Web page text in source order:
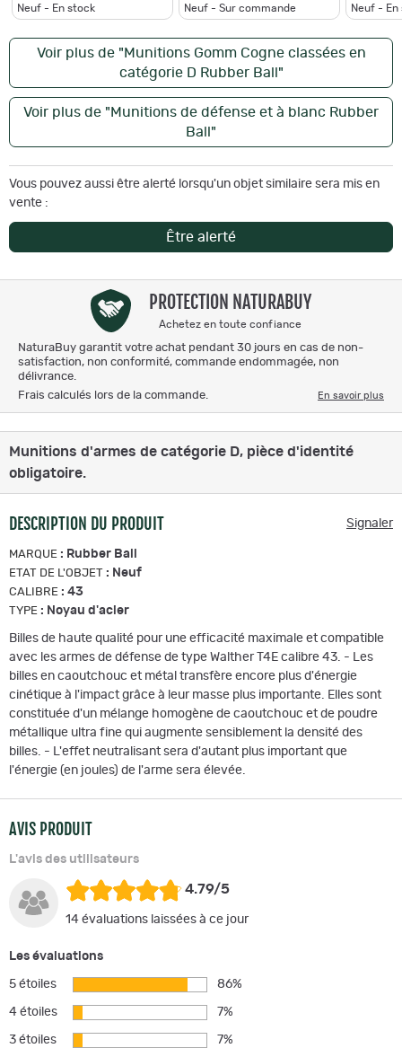
Neuf - En stock
Neuf - Sur commande
Neuf - En
Voir plus de "Munitions Gomm Cogne classées en
catégorie D Rubber Ball"
Voir plus de "Munitions de défense et à blanc Rubber
Ball"
Vous pouvez aussi être alerté lorsqu'un objet similaire sera mis en
vente :
Être alerté
PROTECTION NATURABUY
Achetez en toute confiance
NaturaBuy garantit votre achat pendant 30 jours en cas de non-
satisfaction, non conformité, commande endommagée, non
délivrance.
Frais calculés lors de la commande.
En savoir plus
Munitions d'armes de catégorie D, pièce d'identité
obligatoire.
DESCRIPTION DU PRODUIT Signaler
MARQUE : Rubber Ball
ETAT DE L'OBJET : Neuf
CALIBRE : 43
TYPE : Noyau d'acier
Billes de haute qualité pour une efficacité maximale et compatible
avec les armes de défense de type Walther T4E calibre 43. - Les
billes en caoutchouc et métal transfère encore plus d'énergie
cinétique à l'impact grâce à leur masse plus importante. Elles sont
constituée d'un mélange homogène de caoutchouc et de poudre
métallique ultra fine qui augmente sensiblement la densité des
billes. - L'effet neutralisant sera d'autant plus important que
l'énergie (en joules) de l'arme sera élevée.
AVIS PRODUIT
L'avis des utilisateurs
4.79/5
14 évaluations laissées à ce jour
Les évaluations
5 étoiles 86%
4 étoiles 7%
3 étoiles 7%